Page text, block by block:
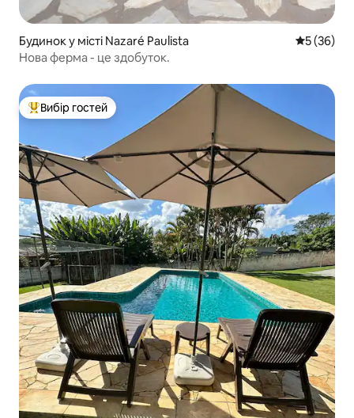
Будинок у місті Nazaré Paulista Середня
5 (36)
Нова ферма - це здобуток.
Топ вибір гостей
Вибір гостей